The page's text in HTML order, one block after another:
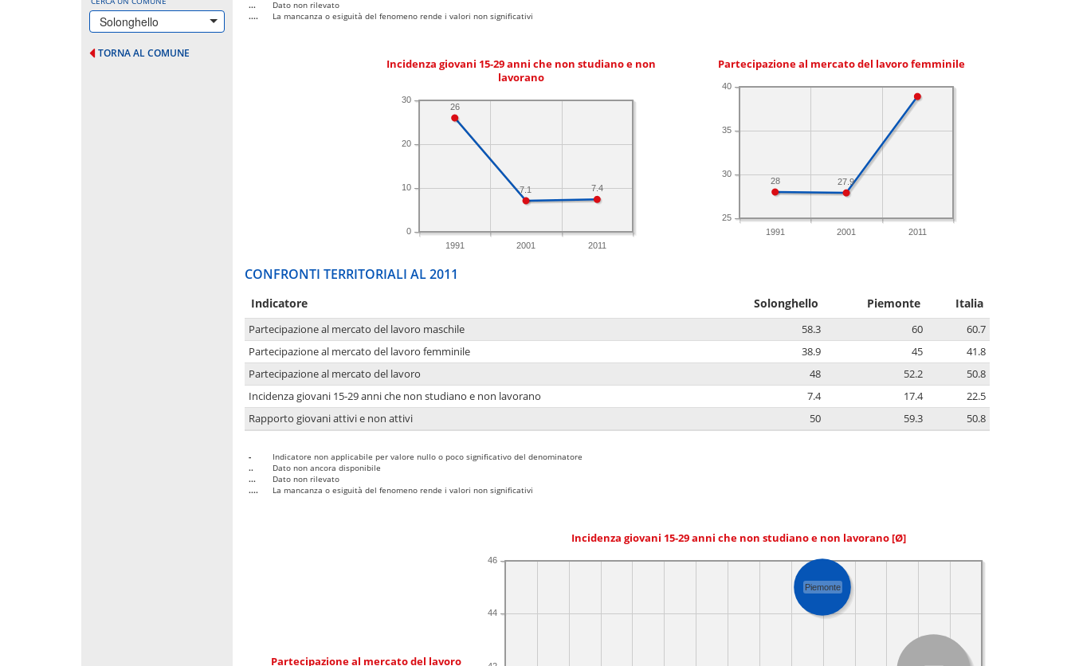
Solonghello
TORNA AL COMUNE
...
Dato non rilevato
....
La mancanza o esiguità del fenomeno rende i valori non significativi
Incidenza giovani 15-29 anni che non studiano e non
lavorano
1991 2001 2011
0
10
20
30
7.4
7.1
26
Partecipazione al mercato del lavoro femminile
1991 2001 2011
25
30
35
40
27.9
28
CONFRONTI TERRITORIALI AL 2011
Indicatore Solonghello Piemonte Italia
Partecipazione al mercato del lavoro maschile 58.3 60
60.7
Partecipazione al mercato del lavoro femminile
38.9 45
41.8
Partecipazione al mercato del lavoro
48 52.2
50.8
Incidenza giovani 15-29 anni che non studiano e non lavorano
7.4 17.4
22.5
Rapporto giovani attivi e non attivi
50 59.3 50.8
-
Indicatore non applicabile per valore nullo o poco significativo del denominatore
..
Dato non ancora disponibile
...
Dato non rilevato
....
La mancanza o esiguità del fenomeno rende i valori non significativi
Incidenza giovani 15-29 anni che non studiano e non lavorano [Ø]
Partecipazione al mercato del lavoro
44
46
Piemonte